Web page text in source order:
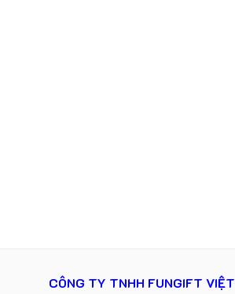
CÔNG TY TNHH FUNGIFT VIỆT